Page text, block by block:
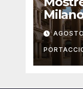
la